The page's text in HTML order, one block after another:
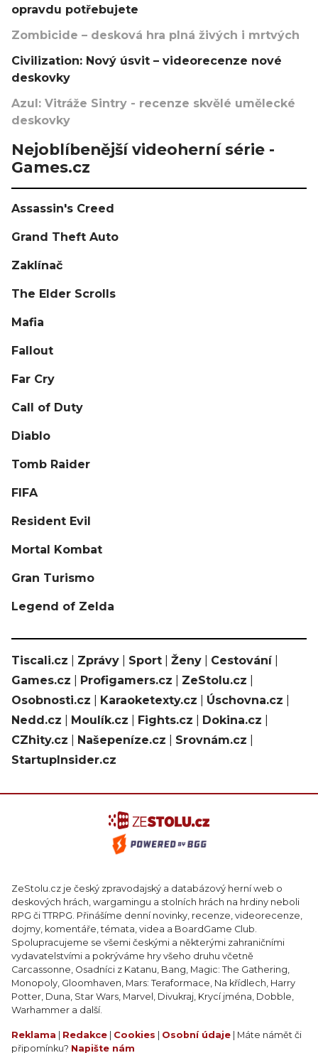
opravdu potřebujete
Zombicide – desková hra plná živých i mrtvých
Civilization: Nový úsvit – videorecenze nové
deskovky
Azul: Vitráže Sintry - recenze skvělé umělecké
deskovky
Nejoblíbenější videoherní série -
Games.cz
Assassin's Creed
Grand Theft Auto
Zaklínač
The Elder Scrolls
Mafia
Fallout
Far Cry
Call of Duty
Diablo
Tomb Raider
FIFA
Resident Evil
Mortal Kombat
Gran Turismo
Legend of Zelda
Tiscali.cz Zprávy Sport Ženy Cestování|
Games.cz
Profigamers.cz ZeStolu.cz
Osobnosti.cz
Karaoketexty.cz Úschovna.cz
Nedd.cz
Moulík.cz Fights.cz Dokina.cz
CZhity.cz
Našepeníze.cz Srovnám.cz
StartupInsider.cz
ZeStolu.cz je český zpravodajský a databázový herní web o
deskových hrách, wargamingu a stolních hrách na hrdiny neboli
RPG či TTRPG. Přinášíme denní novinky, recenze, videorecenze,
dojmy, komentáře, témata, videa a BoardGame Club.
Spolupracujeme se všemi českými a některými zahraničními
vydavatelstvími a pokrýváme hry všeho druhu včetně
Carcassonne, Osadníci z Katanu, Bang, Magic: The Gathering,
Monopoly, Gloomhaven, Mars: Teraformace, Na křídlech, Harry
Potter, Duna, Star Wars, Marvel, Divukraj, Krycí jména, Dobble,
Warhammer a další.
Reklama Redakce Cookies Osobní údaje | Máte námět či
připomínku? Napište nám